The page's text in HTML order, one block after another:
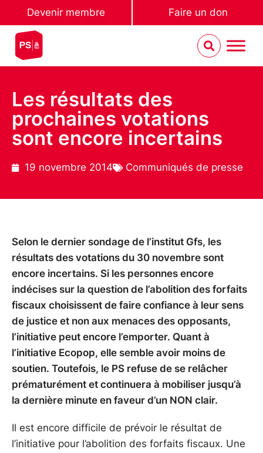
Devenir membre Faire un don
Les résultats des
prochaines votations
sont encore incertains
19 novembre 2014 Communiqués de presse
Selon le dernier sondage de l’institut Gfs, les
résultats des votations du 30 novembre sont
encore incertains. Si les personnes encore
indécises sur la question de l’abolition des forfaits
fiscaux choisissent de faire confiance à leur sens
de justice et non aux menaces des opposants,
l’initiative peut encore l’emporter. Quant à
l’initiative Ecopop, elle semble avoir moins de
soutien. Toutefois, le PS refuse de se relâcher
prématurément et continuera à mobiliser jusqu’à
la dernière minute en faveur d’un NON clair.
Il est encore difficile de prévoir le résultat de
l’initiative pour l’abolition des forfaits fiscaux. Une